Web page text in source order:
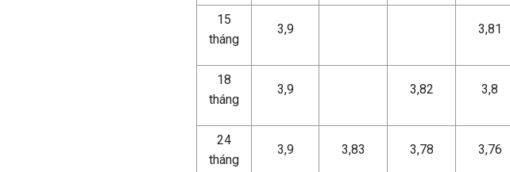
15
tháng
3,9 3,81
18
tháng
3,9 3,82 3,8
24
tháng
3,9 3,83 3,78 3,76